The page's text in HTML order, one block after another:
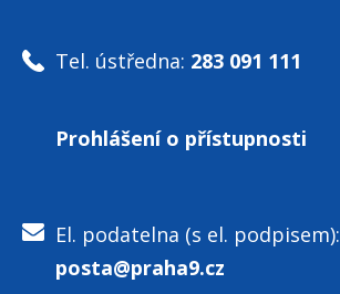
Tel. ústředna: 283 091 111
Prohlášení o přístupnosti
El. podatelna (s el. podpisem):
posta@praha9.cz